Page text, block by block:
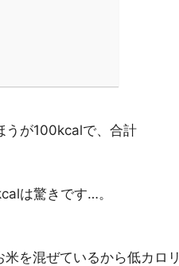
うが100kcalで、合計
は驚きです…。
を混ぜているから低カロリ